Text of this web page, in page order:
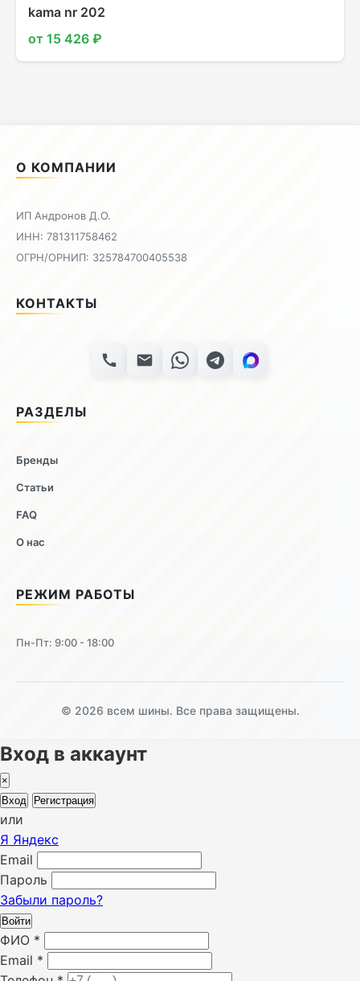
kama nr 202
от 15 426 ₽
О КОМПАНИИ
ИП Андронов Д.О.
ИНН: 781311758462
ОГРН/ОРНИП: 325784700405538
КОНТАКТЫ
РАЗДЕЛЫ
Бренды
Статьи
FAQ
О нас
РЕЖИМ РАБОТЫ
Пн-Пт: 9:00 - 18:00
© 2026 всем шины. Все права защищены.
Вход в аккаунт
×
Вход
Регистрация
или
Я Яндекс
Email
Пароль
Забыли пароль?
Войти
ФИО *
Email *